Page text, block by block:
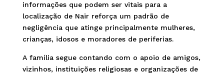
informações que podem ser vitais para a
localização de Nair reforça um padrão de
negligência que atinge principalmente mulheres,
crianças, idosos e moradores de periferias.
A família segue contando com o apoio de amigos,
vizinhos, instituições religiosas e organizações de